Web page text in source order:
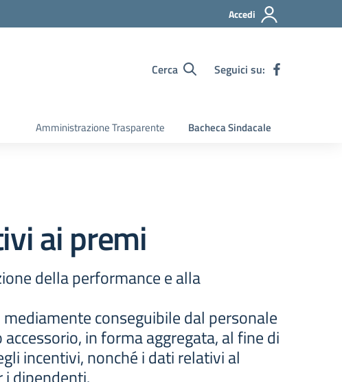
Accedi
Cerca Seguici su:
Amministrazione Trasparente Bacheca Sindacale
ai premi
della performance e alla
conseguibile dal personale
in forma aggregata, al fine di
incentivi, nonché i dati relativi al